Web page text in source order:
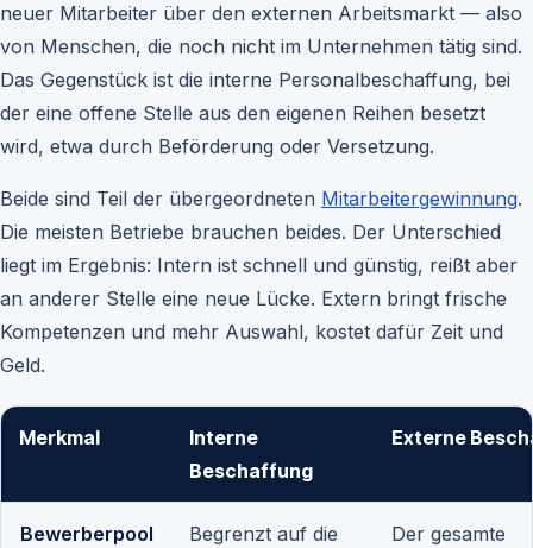
neuer Mitarbeiter über den externen Arbeitsmarkt — also
von Menschen, die noch nicht im Unternehmen tätig sind.
Das Gegenstück ist die interne Personalbeschaffung, bei
der eine offene Stelle aus den eigenen Reihen besetzt
wird, etwa durch Beförderung oder Versetzung.
Beide sind Teil der übergeordneten Mitarbeitergewinnung.
Die meisten Betriebe brauchen beides. Der Unterschied
liegt im Ergebnis: Intern ist schnell und günstig, reißt aber
an anderer Stelle eine neue Lücke. Extern bringt frische
Kompetenzen und mehr Auswahl, kostet dafür Zeit und
Geld.
Merkmal
Interne
Beschaffung
Externe
Bewerberpool
Begrenzt auf die
Der gesamte